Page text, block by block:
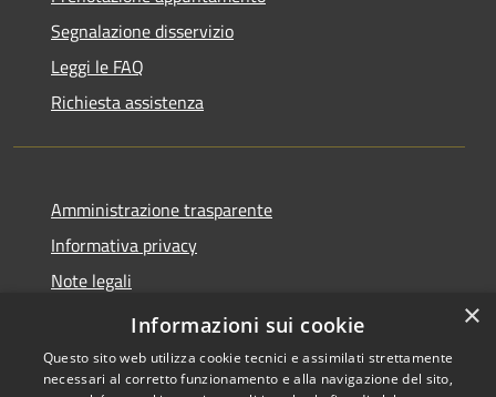
Segnalazione disservizio
Leggi le FAQ
Richiesta assistenza
Amministrazione trasparente
Informativa privacy
Note legali
Dichiarazione di accessibilità
×
Informazioni sui cookie
Questo sito web utilizza cookie tecnici e assimilati strettamente
necessari al corretto funzionamento e alla navigazione del sito,